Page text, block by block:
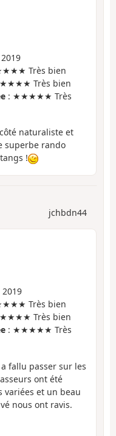
Très bien
Très bien
: ★★★★★ Très
naturaliste et
superbe rando
!
jchbdn44
2019
Très bien
Très bien
: ★★★★★ Très
fallu passer sur les
ont été
variées et un beau
nous ont ravis.